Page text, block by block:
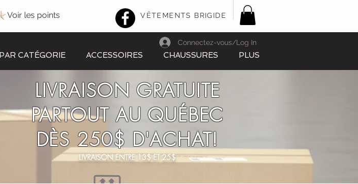
Voir les points VÊTEMENTS BRIGIDE
PAR CATÉGORIE ACCESSOIRES CHAUSSURES PLUS
Connectez-vous/Log In
LIVRAISON GRATUITE
PARTOUT AU QUÉBEC
DÈS 250$ D'ACHAT!
LIVRAISON ENTRE 13$ ET 25$